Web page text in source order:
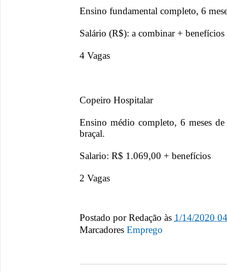
Ensino fundamental completo, 6
Salário (R$): a combinar + benefícios
4 Vagas
Copeiro Hospitalar
Ensino médio completo, 6 meses
braçal.
Salario: R$ 1.069,00 + benefícios
2 Vagas
Postado porRedação às 1/14/2020
Marcadores Emprego